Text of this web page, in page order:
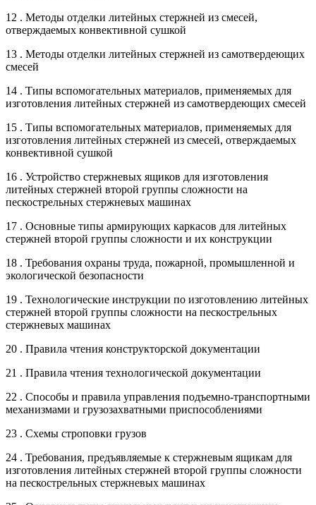
12 . Методы отделки литейных стержней из смесей,
отверждаемых конвективной сушкой
13 . Методы отделки литейных стержней из самотвердеющих
смесей
14 . Типы вспомогательных материалов, применяемых для
изготовления литейных стержней из самотвердеющих смесей
15 . Типы вспомогательных материалов, применяемых для
изготовления литейных стержней из смесей, отверждаемых
конвективной сушкой
16 . Устройство стержневых ящиков для изготовления
литейных стержней второй группы сложности на
пескострельных стержневых машинах
17 . Основные типы армирующих каркасов для литейных
стержней второй группы сложности и их конструкции
18 . Требования охраны труда, пожарной, промышленной и
экологической безопасности
19 . Технологические инструкции по изготовлению литейных
стержней второй группы сложности на пескострельных
стержневых машинах
20 . Правила чтения конструкторской документации
21 . Правила чтения технологической документации
22 . Способы и правила управления подъемно-транспортными
механизмами и грузозахватными приспособлениями
23 . Схемы строповки грузов
24 . Требования, предъявляемые к стержневым ящикам для
изготовления литейных стержней второй группы сложности
на пескострельных стержневых машинах